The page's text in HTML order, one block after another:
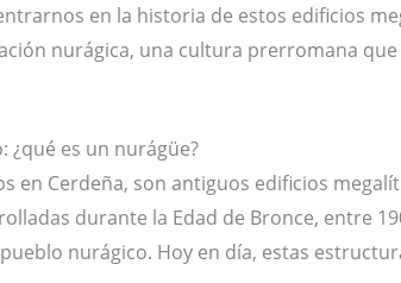
en la historia de estos edificios
nurágica, una cultura prerromana
¿qué es un nurágüe?
en Cerdeña, son antiguos edificios
durante la Edad de Bronce, entre
nurágico. Hoy en día, estas